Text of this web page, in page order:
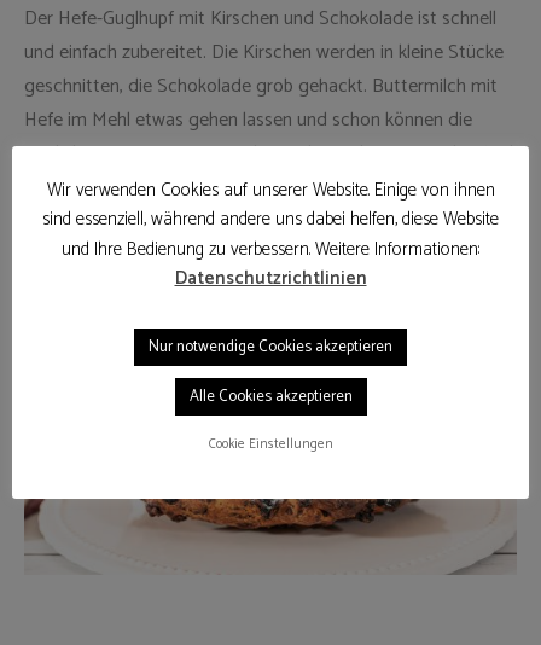
Der Hefe-Guglhupf mit Kirschen und Schokolade ist schnell
und einfach zubereitet. Die Kirschen werden in kleine Stücke
geschnitten, die Schokolade grob gehackt. Buttermilch mit
Hefe im Mehl etwas gehen lassen und schon können die
restlichen Zutaten untergerührt und eingeknetet werden. Viel
Spaß beim Ausprobieren.
Wir verwenden Cookies auf unserer Website. Einige von ihnen
sind essenziell, während andere uns dabei helfen, diese Website
und Ihre Bedienung zu verbessern. Weitere Informationen:
Datenschutzrichtlinien
Nur notwendige Cookies akzeptieren
Alle Cookies akzeptieren
Cookie Einstellungen